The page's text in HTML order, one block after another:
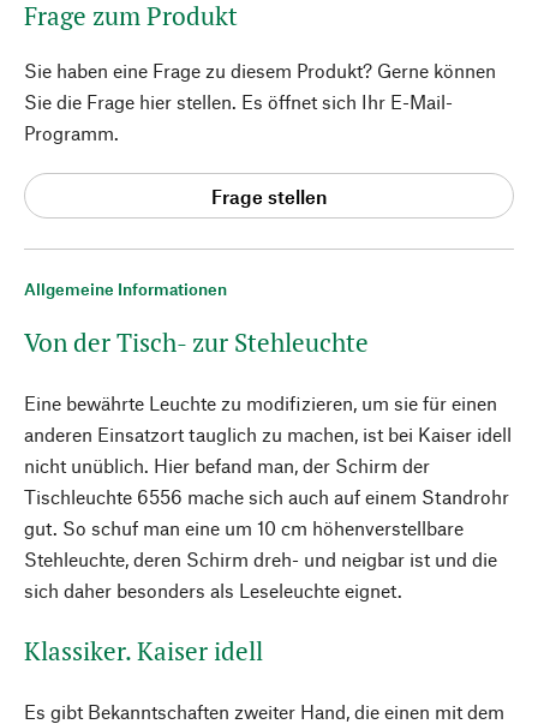
Allgemeine Informationen
Von der Tisch- zur Stehleuchte
Eine bewährte Leuchte zu modifizieren, um sie für einen
anderen Einsatzort tauglich zu machen, ist bei Kaiser idell
nicht unüblich. Hier befand man, der Schirm der
Tischleuchte 6556 mache sich auch auf einem Standrohr
gut. So schuf man eine um 10 cm höhenverstellbare
Stehleuchte, deren Schirm dreh- und neigbar ist und die
sich daher besonders als Leseleuchte eignet.
Klassiker. Kaiser idell
Es gibt Bekanntschaften zweiter Hand, die einen mit dem
Frage zum Produkt
Sie haben eine Frage zu diesem Produkt? Gerne können
Sie die Frage hier stellen. Es öffnet sich Ihr E-Mail-
Programm.
Frage stellen